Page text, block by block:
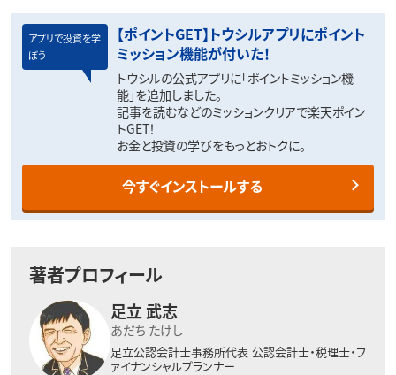
アプリで投資を学
ぼう
【ポイントGET】トウシルアプリにポイント
ミッション機能が付いた！
トウシルの公式アプリに「ポイントミッション機
能」を追加しました。
記事を読むなどのミッションクリアで楽天ポイン
トGET！
お金と投資の学びをもっとおトクに。
今すぐインストールする
著者プロフィール
足立 武志
あだち たけし
足立公認会計士事務所代表 公認会計士・税理士・フ
ァイナンシャルプランナー